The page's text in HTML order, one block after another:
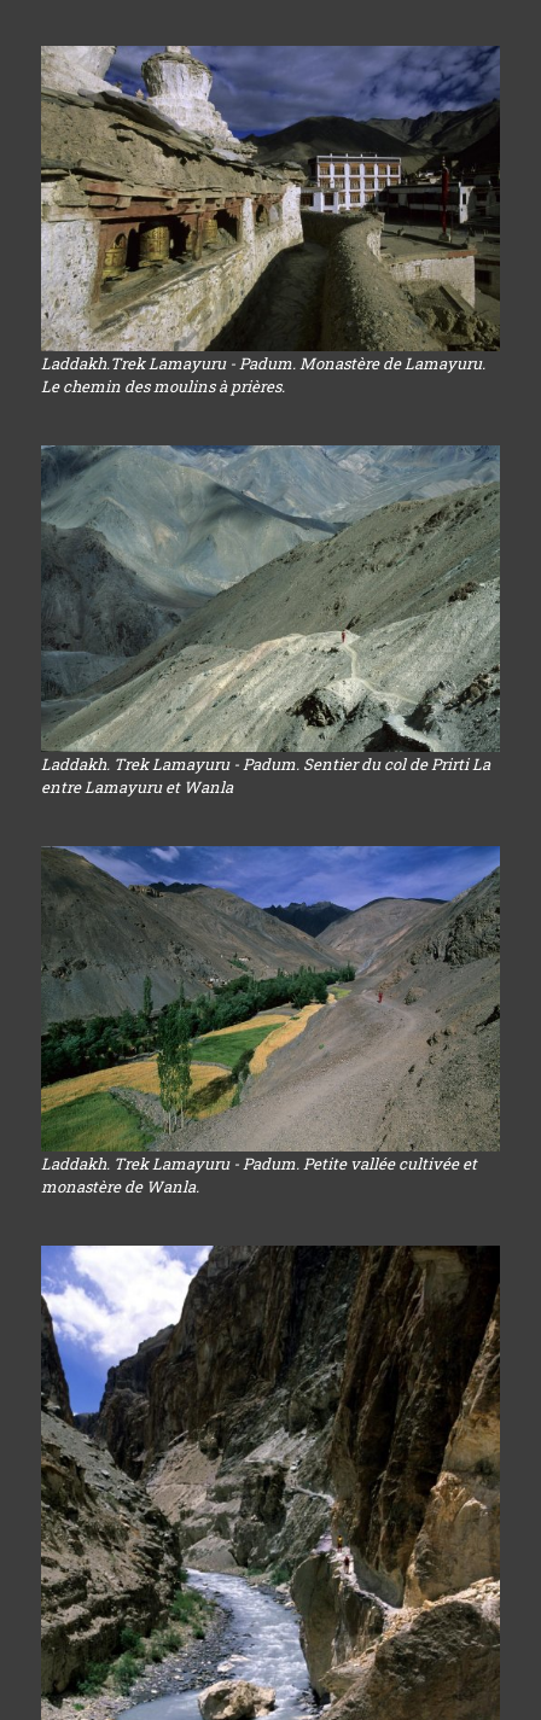
Laddakh.Trek Lamayuru - Padum. Monastère de Lamayuru.
Le chemin des moulins à prières.
Laddakh. Trek Lamayuru - Padum. Sentier du col de Prirti La
entre Lamayuru et Wanla
Laddakh. Trek Lamayuru - Padum. Petite vallée cultivée et
monastère de Wanla.